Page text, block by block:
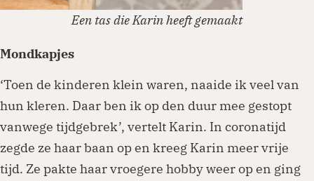
Een tas die Karin heeft gemaakt
Mondkapjes
‘Toen de kinderen klein waren, naaide ik veel van
hun kleren. Daar ben ik op den duur mee gestopt
vanwege tijdgebrek’, vertelt Karin. In coronatijd
zegde ze haar baan op en kreeg Karin meer vrije
tijd. Ze pakte haar vroegere hobby weer op en ging